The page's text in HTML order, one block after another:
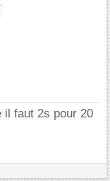
il faut 2s pour 20